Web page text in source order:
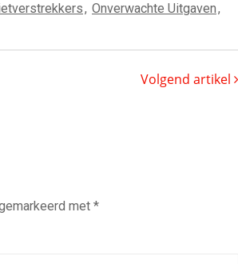
, Onverwachte Uitgaven,
Volgend artikel
met *